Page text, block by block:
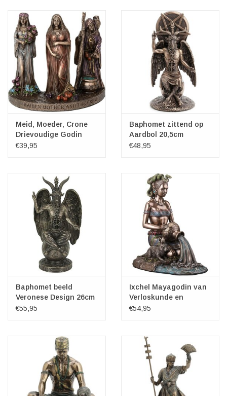
Meid, Moeder, Crone
Drievoudige Godin
Veronese Design
€39,95
Baphomet zittend op
Aardbol 20,5cm
Veronese Design
€48,95
Baphomet beeld
Veronese Design 26cm
€55,95
Ixchel Mayagodin van
Verloskunde en
Geneeskunde
€54,95